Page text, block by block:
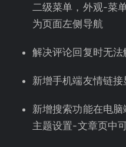
二级菜单，外观-菜
为页面左侧导航
解决评论回复时无法
新增手机端友情链
新增搜索功能在电脑
主题设置-文章页中